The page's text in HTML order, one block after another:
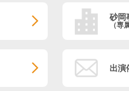
砂岡
（専
出演